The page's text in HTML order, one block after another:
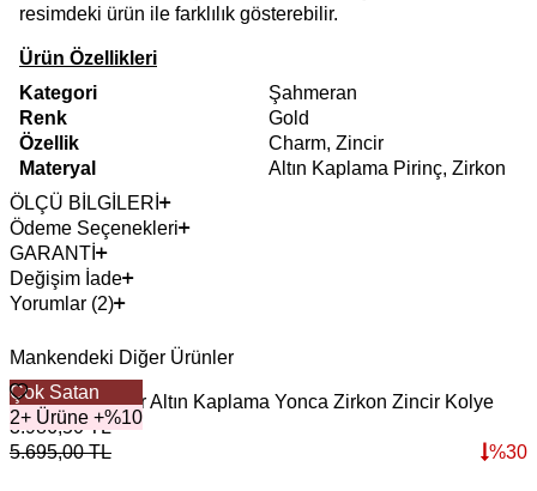
resimdeki ürün ile farklılık gösterebilir.
Ürün Özellikleri
Kategori
Şahmeran
Renk
Gold
Özellik
Charm, Zincir
Materyal
Altın Kaplama Pirinç, Zirkon
ÖLÇÜ BİLGİLERİ
Ödeme Seçenekleri
GARANTİ
Değişim İade
Yorumlar (2)
Mankendeki Diğer Ürünler
Çok Satan
2+ Ürüne +%10
Blessed Choker Altın Kaplama Yonca Zirkon Zincir Kolye
3.986,50TL
5.695,00TL %30